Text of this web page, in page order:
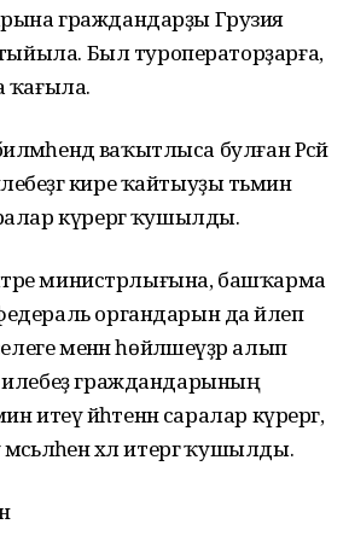
граждандарҙы Грузия
тыйыла. Был туроператорҙарға,
ҡағыла.
ваҡытлыса булған Рәсәй
кире ҡайтыуҙы тәьмин
күрергә ҡушылды.
министрлығына, башҡарма
органдарын да йәлеп
менән һөйләшеүҙәр алып
граждандарының
итеү йәһәтенән саралар күрергә,
хәл итергә ҡушылды.